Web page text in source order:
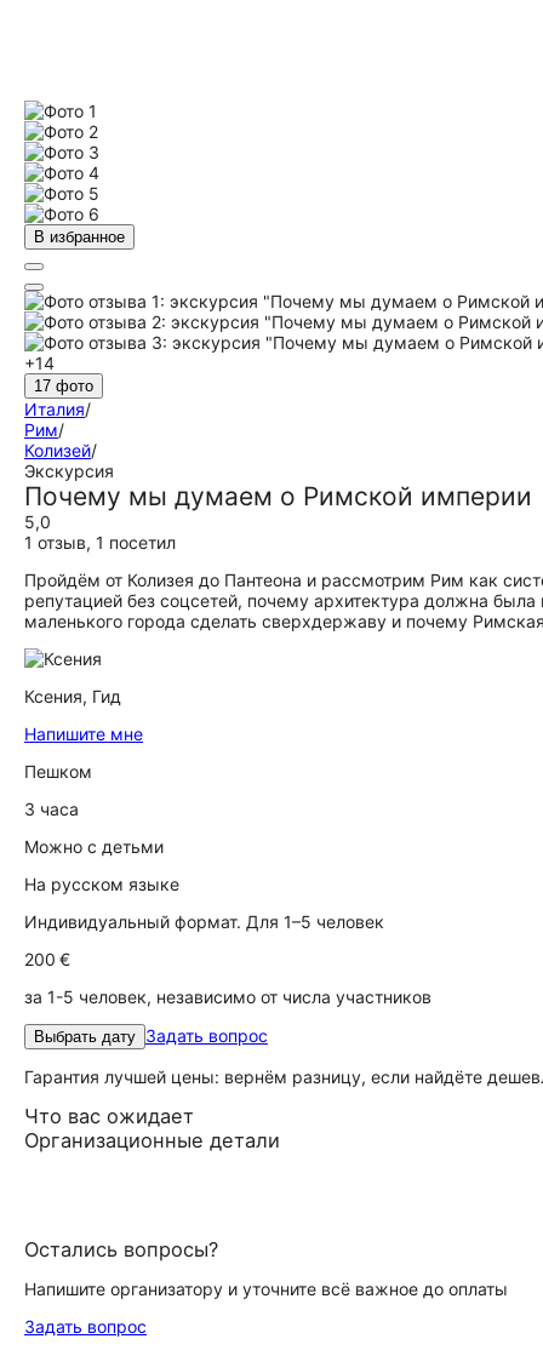
В избранное
+14
17 фото
Италия/
Рим/
Колизей/
Экскурсия
Почему мы думаем о Римской империи
5,0
1 отзыв, 1 посетил
Пройдём от Колизея до Пантеона и рассмотрим Рим как
репутацией без соцсетей, почему архитектура должна
маленького города сделать сверхдержаву и почему
Ксения, Гид
Напишите мне
Пешком
3 часа
Можно с детьми
На русском языке
Индивидуальный формат. Для 1–5 человек
200 €
за 1-5 человек, независимо от числа участников
Выбрать дату Задать вопрос
Гарантия лучшей цены: вернём разницу, если найдёте
Что вас ожидает
Организационные детали
Остались вопросы?
Напишите организатору и уточните всё важное до оплаты
Задать вопрос